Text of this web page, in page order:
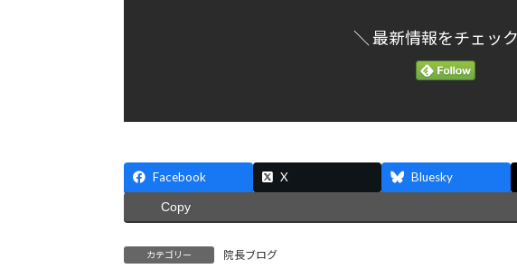
＼ 最新情報をチェッ
Facebook X Bluesky
Copy
カテゴリー 院長ブログ